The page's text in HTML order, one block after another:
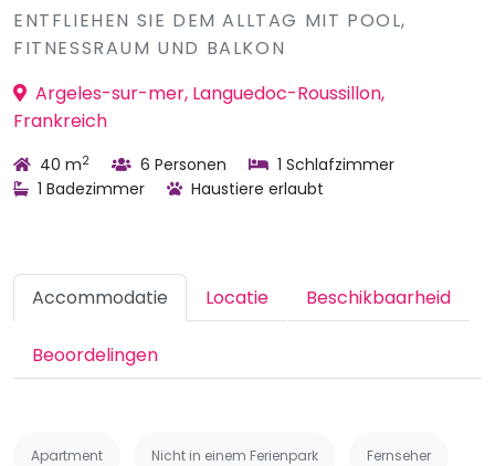
ENTFLIEHEN SIE DEM ALLTAG MIT POOL,
FITNESSRAUM UND BALKON
Argeles-sur-mer, Languedoc-Roussillon,
Frankreich
40 m2 6 Personen
1 Schlafzimmer
1 Badezimmer
Haustiere erlaubt
Accommodatie Locatie Beschikbaarheid
Beoordelingen
Apartment Nicht in einem Ferienpark Fernseher